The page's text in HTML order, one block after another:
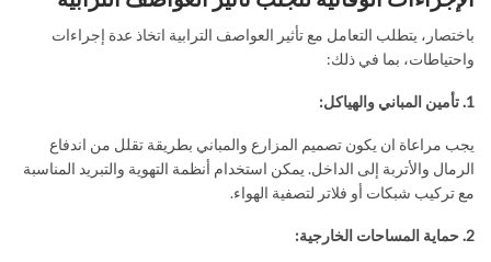
باختصار، يتطلب التعامل مع تأثير العواصف الترابية اتخاذ عدة إجراءات
واحتياطات، بما في ذلك:
1. تأمين المباني والهياكل:
يجب مراعاة ان يكون تصميم المزارع والمباني بطريقة تقلل من اندفاع
الرمال والأتربة إلى الداخل. يمكن استخدام أنظمة التهوية والتبريد المناسبة
مع تركيب شبكات أو فلاتر لتصفية الهواء.
2. حماية المساحات الخارجية: